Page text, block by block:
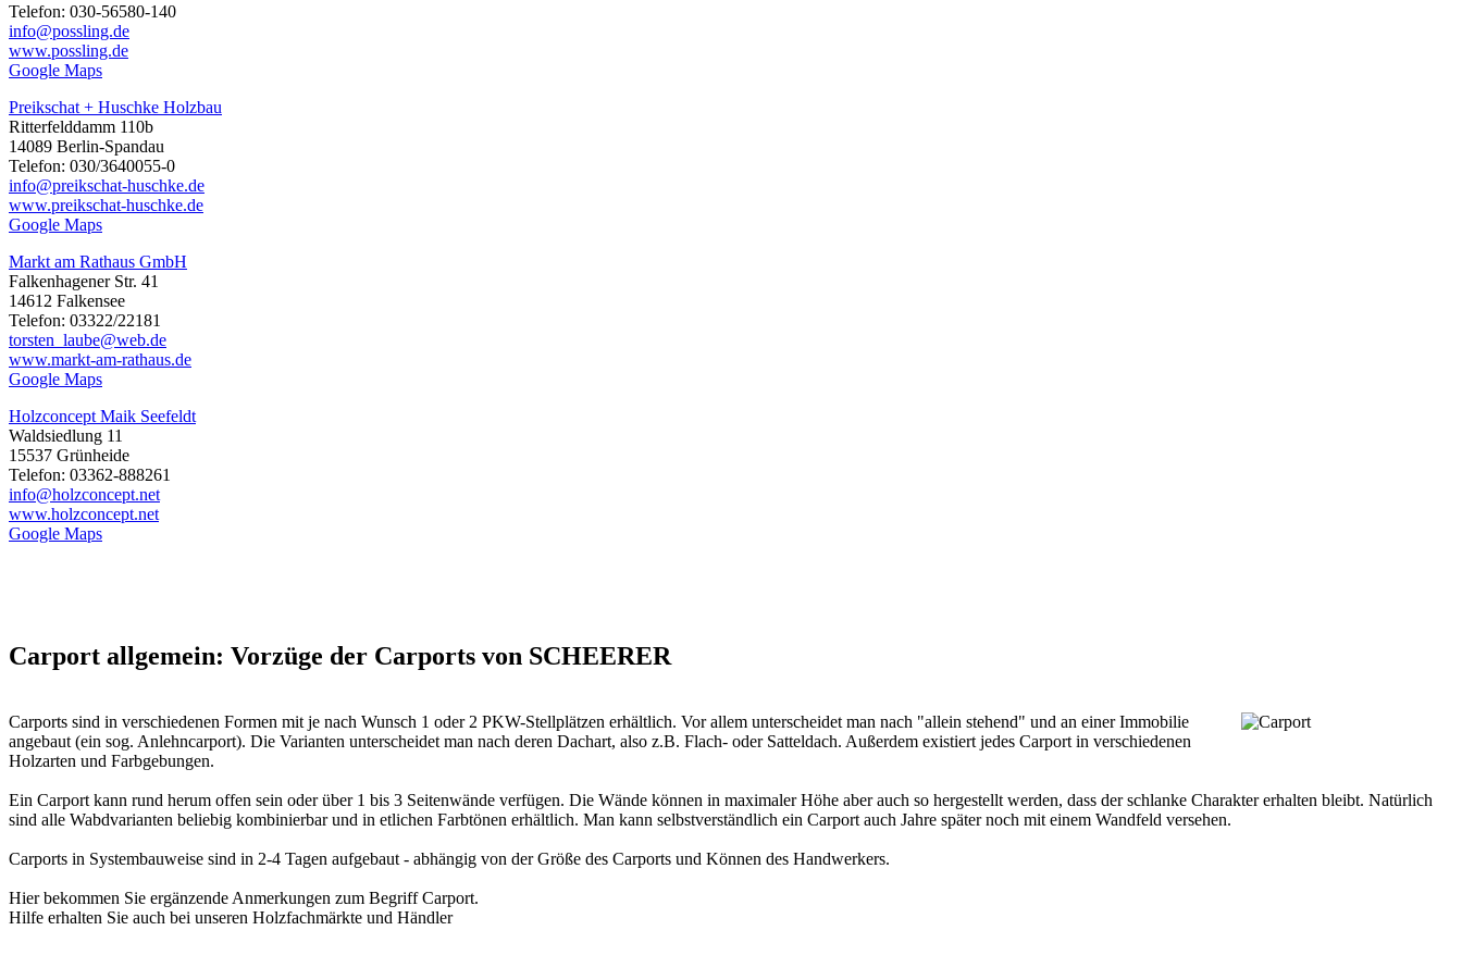
Telefon: 030-56580-140
info@possling.de
www.possling.de
Google Maps
Preikschat + Huschke Holzbau
Ritterfelddamm 110b
14089 Berlin-Spandau
Telefon: 030/3640055-0
info@preikschat-huschke.de
www.preikschat-huschke.de
Google Maps
Markt am Rathaus GmbH
Falkenhagener Str. 41
14612 Falkensee
Telefon: 03322/22181
torsten_laube@web.de
www.markt-am-rathaus.de
Google Maps
Holzconcept Maik Seefeldt
Waldsiedlung 11
15537 Grünheide
Telefon: 03362-888261
info@holzconcept.net
www.holzconcept.net
Google Maps
Carport allgemein: Vorzüge der Carports von SCHEERER
Carports sind in verschiedenen Formen mit je nach Wunsch 1 oder 2 PKW-Stellplätzen erhältlich. Vor allem unterscheidet man nach "allein stehend" und an einer Immobilie
angebaut (ein sog. Anlehncarport). Die Varianten unterscheidet man nach deren Dachart, also z.B. Flach- oder Satteldach. Außerdem existiert jedes Carport in verschiedenen
Holzarten und Farbgebungen.
Ein Carport kann rund herum offen sein oder über 1 bis 3 Seitenwände verfügen. Die Wände können in maximaler Höhe aber auch so hergestellt werden, dass der schlanke Charakter erhalten bleibt. Natürlich
sind alle Wabdvarianten beliebig kombinierbar und in etlichen Farbtönen erhältlich. Man kann selbstverständlich ein Carport auch Jahre später noch mit einem Wandfeld versehen.
Carports in Systembauweise sind in 2-4 Tagen aufgebaut - abhängig von der Größe des Carports und Können des Handwerkers.
Hier bekommen Sie ergänzende Anmerkungen zum BegriffCarport.
Hilfe erhalten Sie auch bei unseren Holzfachmärkte und Händler